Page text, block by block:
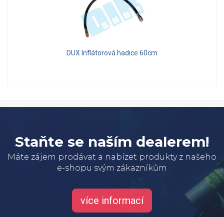
DUX Inflátorová hadice 60cm
Staňte se naším dealerem!
Máte zájem prodávat a nabízet produkty z našeho
e-shopu svým zákazníkům
více informací